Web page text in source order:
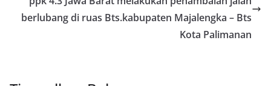
berlubang di ruas Bts.kabupaten Majalengka – Bts
Kota Palimanan